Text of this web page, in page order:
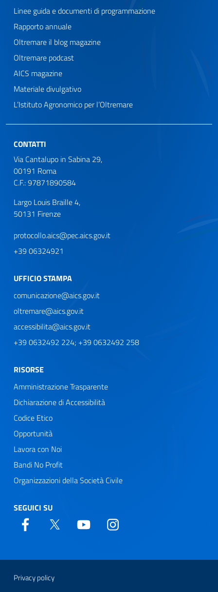
Linee guida e documenti di programmazione
Rapporto annuale
Oltremare il blog magazine
Oltremare podcast
AICS magazine
Materiale divulgativo
L’Istituto Agronomico per l’Oltremare
CONTATTI
Via Cantalupo in Sabina 29,
00191 Roma
C.F.: 97871890584
Largo Louis Braille 4,
50131 Firenze
protocollo.aics@pec.aics.gov.it
+39 06324921
UFFICIO STAMPA
comunicazione@aics.gov.it
oltremare@aics.gov.it
accessibilita@aics.gov.it
+39 0632492 224; +39 0632492 258
RISORSE
Amministrazione Trasparente
Dichiarazione di Accessibilità
Codice Etico
Opportunità
Lavora con Noi
Bandi No Profit
Organizzazioni della Società Civile
SEGUICI SU
Sezione link utili
Privacy policy